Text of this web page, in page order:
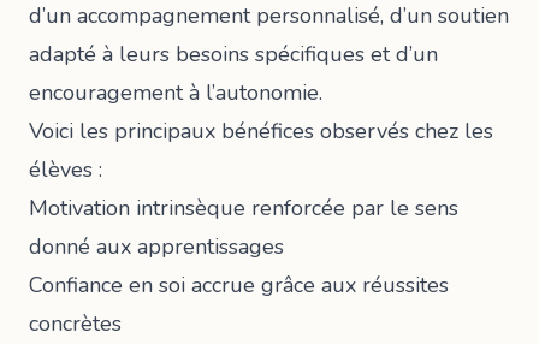
d’un accompagnement personnalisé, d’un soutien
adapté à leurs besoins spécifiques et d’un
encouragement à l’autonomie.
Voici les principaux bénéfices observés chez les
élèves :
Motivation intrinsèque renforcée par le sens
donné aux apprentissages
Confiance en soi accrue grâce aux réussites
concrètes